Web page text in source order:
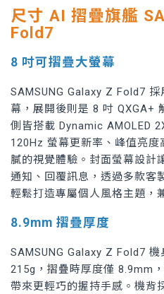
尺寸 AI 摺疊旗艦
Fold7
8 吋可摺疊大螢幕
SAMSUNG Galaxy Z Fold7
幕，展開後則是 8 吋 QXGA+
側皆搭載 Dynamic AMOLED
120Hz 螢幕更新率、峰值亮
膩的視覺體驗。封面螢幕設計
通知、回覆訊息，透過多款客
輕鬆打造專屬個人風格主題，
8.9mm 摺疊厚度
SAMSUNG Galaxy Z Fold7
215g，摺疊時厚度僅 8.9mm
帶來更輕巧的握持手感。機背